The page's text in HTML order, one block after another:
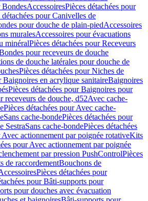
BondesAccessoiresPièces détachées pour
détachées pour Canivelles de
pour douche de plain-piedAccessoires
muralesAccessoires pour évacuations
minéralPièces détachées pour Receveurs
pour receveurs de douche
de douche latérales pour douche de
Pièces détachées pour Niches de
Baignoires en acrylique sanitaireBaignoires
Pièces détachées pour Baignoires pour
receveurs de douche, d52Avec cache-
Pièces détachées pour Avec cache-
Sans cache-bondePièces détachées pour
SestraSans cache-bondePièces détachées
Avec actionnement par poignée rotativeKits
pour Avec actionnement par poignée
par pression PushControlPièces
de raccordementBouchons de
Pièces détachées pour
pour Bâti-supports pour
pour douches avec évacuation